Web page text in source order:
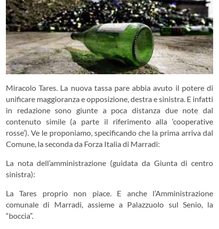
Miracolo Tares. La nuova tassa pare abbia avuto il potere di
unificare maggioranza e opposizione, destra e sinistra. E infatti
in redazione sono giunte a poca distanza due note dal
contenuto simile (a parte il riferimento alla ‘cooperative
rosse’). Ve le proponiamo, specificando che la prima arriva dal
Comune, la seconda da Forza Italia di Marradi:
La nota dell’amministrazione (guidata da Giunta di centro
sinistra):
La Tares proprio non piace. E anche l’Amministrazione
comunale di Marradi, assieme a Palazzuolo sul Senio, la
“boccia”.